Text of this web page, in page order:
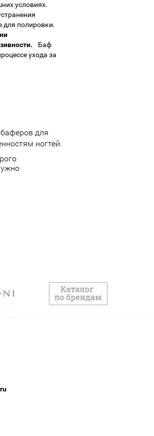
условиях.
для полировки.
Баф
ухода за
для
ногтей.